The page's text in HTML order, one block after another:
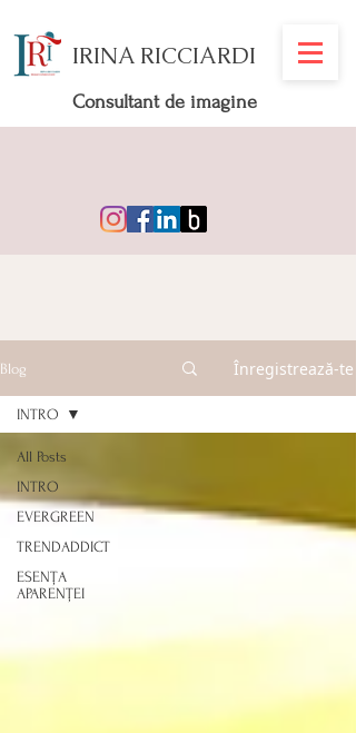
IRINA RICCIARDI
Consultant de imagine
Blog Înregistrează-te
All Posts
INTRO
EVERGREEN
TRENDADDICT
ESENȚA
APARENȚEI
INTRO